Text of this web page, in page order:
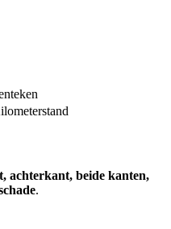
achterkant, beide kanten,
.